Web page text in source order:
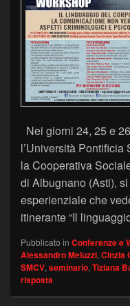
Nei giorni 24, 25 e
l’Università
la Cooperativa
di Albugnano (Asti),
esperienziale che
itinerante “Il
Pubblicato in Conferenze e
Alessandro Meluzzi,Cinzia
SMCV,seminario,Tiziana
risposta